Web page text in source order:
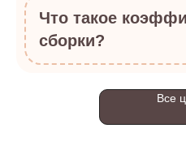
Что такое
сборки?
Все